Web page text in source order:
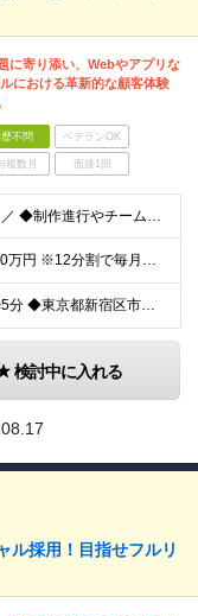
に寄り添い、Webやアプリな
における革新的な顧客体験
不問 ベテランOK
複数月 面接1回
＼こんな方にオススメ！／ ◆制作進行やチームでのプロジェクト経験がある方 ◆クライアントや社内メンバーと円滑にコミュニケーションを取れる方 ◆WEBやアプリ制作の進行やディレクションの実務経験をお持
◆年俸制：300万円～850万円 ※12分割で毎月支給 ※アシスタント（WEBディレクターを目指しているWEBデザイナーや コーダーなど関連スキルをお持ちの方、新卒や第二新卒の方）も含め、 スキル
＊「市ヶ谷駅」から徒歩5分 ◆東京都新宿区市谷左内町5 4F (変更の範囲)上記を除く当社関連勤務地
検討中に入れる
ル採用！目指せフルリ